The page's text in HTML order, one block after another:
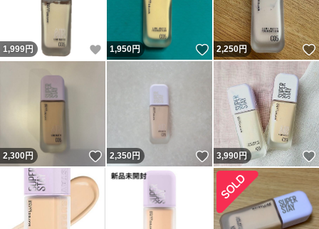
1,999円 いいね！
1,950円 いいね！
2,250円
2,300円 いいね！
2,350円 いいね！
3,990円